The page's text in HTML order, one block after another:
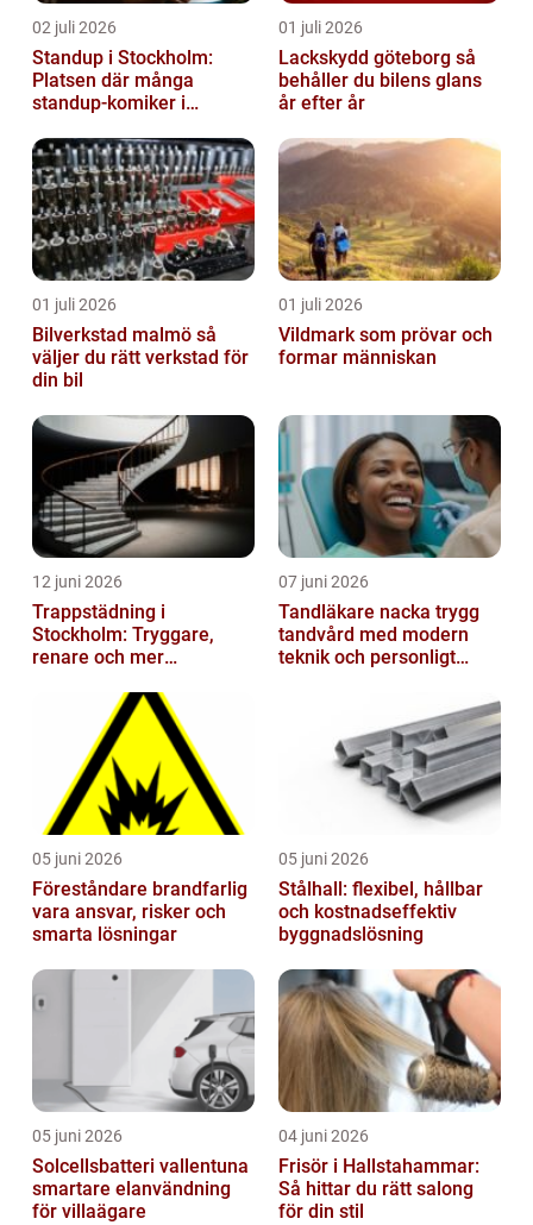
02 juli 2026
Standup i Stockholm:
Platsen där många
standup-komiker i
01 juli 2026
Lackskydd göteborg så
behåller du bilens glans
år efter år
01 juli 2026
Bilverkstad malmö så
väljer du rätt verkstad för
din bil
01 juli 2026
Vildmark som prövar och
formar människan
12 juni 2026
Trappstädning i
Stockholm: Tryggare,
renare och mer
07 juni 2026
Tandläkare nacka trygg
tandvård med modern
teknik och personligt
05 juni 2026
Föreståndare brandfarlig
vara ansvar, risker och
smarta lösningar
05 juni 2026
Stålhall: flexibel, hållbar
och kostnadseffektiv
byggnadslösning
05 juni 2026
Solcellsbatteri vallentuna
smartare elanvändning
för villaägare
04 juni 2026
Frisör i Hallstahammar:
Så hittar du rätt salong
för din stil